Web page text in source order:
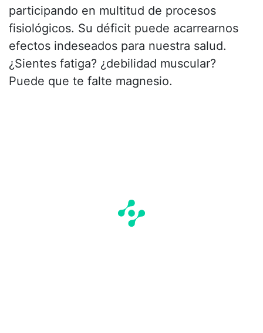
participando en multitud de procesos
fisiológicos. Su déficit puede acarrearnos
efectos indeseados para nuestra salud.
¿Sientes fatiga? ¿debilidad muscular?
Puede que te falte magnesio.